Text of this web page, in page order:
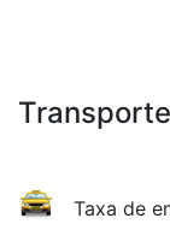
Transporte
Taxa de